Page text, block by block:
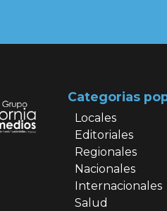
Categorias
Locales
Editoriales
Regionales
Nacionales
Internacionales
Salud